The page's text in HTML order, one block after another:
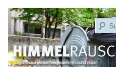
primären
Inhalt
springen
sekundären
Inhalt
springen
Aufgezeichnet von der